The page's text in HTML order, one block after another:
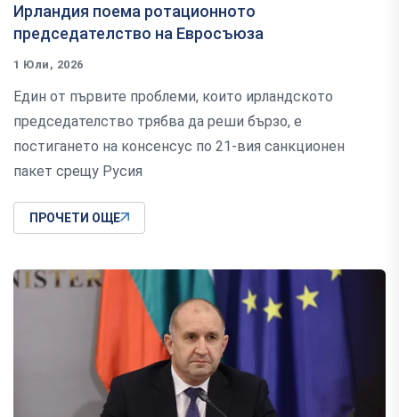
Ирландия поема ротационното
председателство на Евросъюза
1 Юли, 2026
Един от първите проблеми, които ирландското
председателство трябва да реши бързо, е
постигането на консенсус по 21-вия санкционен
пакет срещу Русия
ПРОЧЕТИ ОЩЕ